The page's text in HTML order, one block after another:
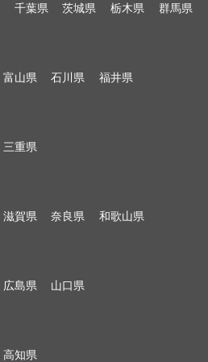
千葉県 茨城県 栃木県 群馬県
富山県 石川県 福井県
三重県
滋賀県 奈良県 和歌山県
広島県 山口県
高知県